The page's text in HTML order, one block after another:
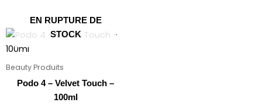
EN RUPTURE DE
STOCK
Beauty Produits
Podo 4 – Velvet Touch –
100ml